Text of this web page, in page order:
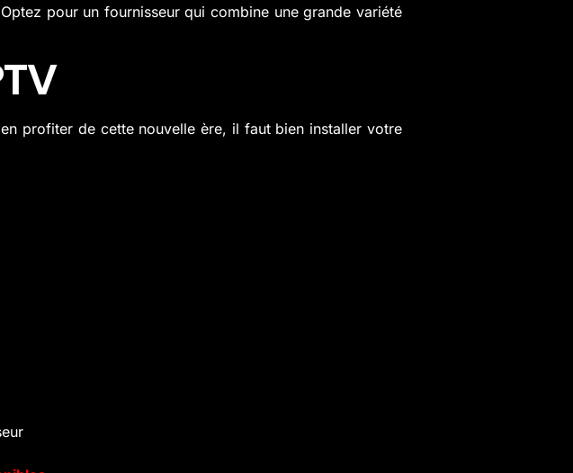
pour un fournisseur qui combine une grande variété
profiter de cette nouvelle ère, il faut bien installer votre